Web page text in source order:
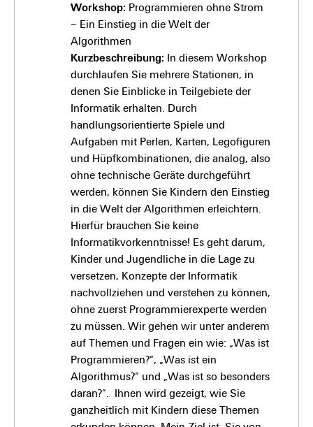
Workshop: Programmieren ohne Strom
– Ein Einstieg in die Welt der
Algorithmen
Kurzbeschreibung: In diesem Workshop
durchlaufen Sie mehrere Stationen, in
denen Sie Einblicke in Teilgebiete der
Informatik erhalten. Durch
handlungsorientierte Spiele und
Aufgaben mit Perlen, Karten, Legofiguren
und Hüpfkombinationen, die analog, also
ohne technische Geräte durchgeführt
werden, können Sie Kindern den Einstieg
in die Welt der Algorithmen erleichtern.
Hierfür brauchen Sie keine
Informatikvorkenntnisse! Es geht darum,
Kinder und Jugendliche in die Lage zu
versetzen, Konzepte der Informatik
nachvollziehen und verstehen zu können,
ohne zuerst Programmierexperte werden
zu müssen. Wir gehen wir unter anderem
auf Themen und Fragen ein wie: „Was ist
Programmieren?“, „Was ist ein
Algorithmus?“ und „Was ist so besonders
daran?“. Ihnen wird gezeigt, wie Sie
ganzheitlich mit Kindern diese Themen